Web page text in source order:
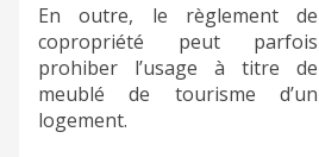
En outre, le règlement de
copropriété peut parfois
prohiber l’usage à titre de
meublé de tourisme d’un
logement.